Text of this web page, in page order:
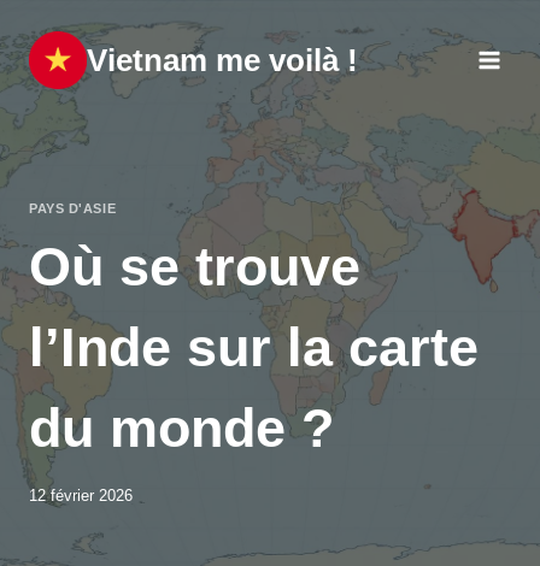
au
contenu
Vietnam me voilà !
PAYS D'ASIE
Où se trouve
l’Inde sur la carte
du monde ?
12 février 2026